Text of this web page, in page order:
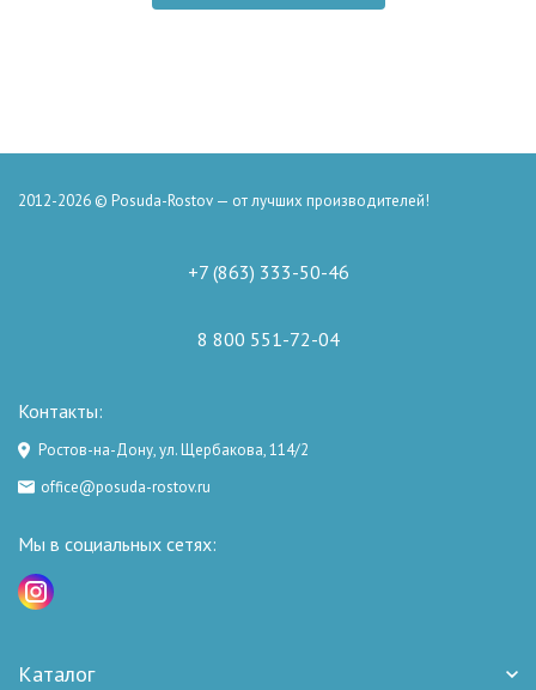
2012-2026 © Posuda-Rostov — от лучших производителей!
+7 (863) 333-50-46
8 800 551-72-04
Контакты:
Ростов-на-Дону, ул. Щербакова, 114/2
office@posuda-rostov.ru
Мы в социальных сетях:
Каталог